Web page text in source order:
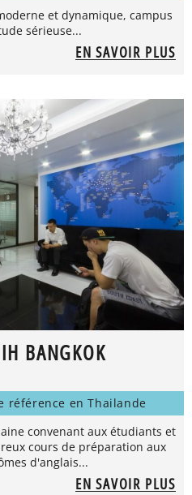
et dynamique, campus
sérieuse...
EN SAVOIR PLUS
BANGKOK
référence en Thailande
convenant aux étudiants et
cours de préparation aux
d'anglais...
EN SAVOIR PLUS